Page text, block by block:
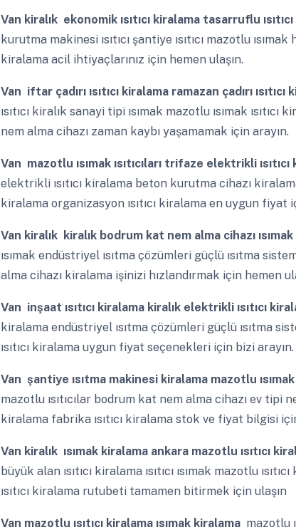
Van kiralık ekonomik ısıtıcı kiralama tasarruflu
kurutma makinesi ısıtıcı şantiye ısıtıcı mazotlu ısımak
kiralama acil ihtiyaçlarınız için hemen ulaşın.
Van iftar çadırı ısıtıcı kiralama ramazan çadırı ısıtıcı
ısıtıcı kiralık sanayi tipi ısımak mazotlu ısımak
nem alma cihazı zaman kaybı yaşamamak için arayın.
Van mazotlu ısımak ısıtıcıları trifaze elektrikli
elektrikli ısıtıcı kiralama beton kurutma cihazı kiralama
kiralama organizasyon ısıtıcı kiralama en uygun fiyat
Van kiralık kiralık bodrum kat nem alma cihazı
ısımak endüstriyel ısıtma çözümleri güçlü ısıtma
alma cihazı kiralama işinizi hızlandırmak için hemen
Van inşaat ısıtıcı kiralama kiralık elektrikli ısıtıcı
kiralama endüstriyel ısıtma çözümleri güçlü ısıtma
ısıtıcı kiralama uygun fiyat seçenekleri için bizi arayın.
Van şantiye ısıtma makinesi kiralama mazotlu
mazotlu ısıtıcılar bodrum kat nem alma cihazı ev tipi
kiralama fabrika ısıtıcı kiralama stok ve fiyat bilgisi
Van kiralık ısımak kiralama ankara mazotlu ısıtıcı
büyük alan ısıtıcı kiralama ısıtıcı ısımak mazotlu
ısıtıcı kiralama rutubeti tamamen bitirmek için ulaşın
Van mazotlu ısıtıcı kiralama ısımak kiralama mazotlu